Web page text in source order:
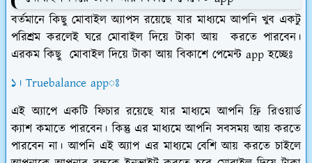
বর্তমানে কিছু মোবাইল অ্যাপস রয়েছে যার মাধ্যমে আপনি খুব একটু
পরিশ্রম করলেই ঘরে মোবাইল দিয়ে টাকা আয় করতে পারবেন।
এরকম কিছু মোবাইল দিয়ে টাকা আয় বিকাশে পেমেন্ট app হচ্ছেঃ
১। Truebalance appঃ
এই অ্যাপে একটি ফিচার রয়েছে যার মাধ্যমে আপনি ফ্রি রিওয়ার্ড
ক্যাশ কমাতে পারবেন। কিন্তু এর মাধ্যমে আপনি সবসময় আয় করতে
পারবেন না। আপনি এই অ্যাপ এর মাধ্যমে বেশি আয় করতে চাইলে